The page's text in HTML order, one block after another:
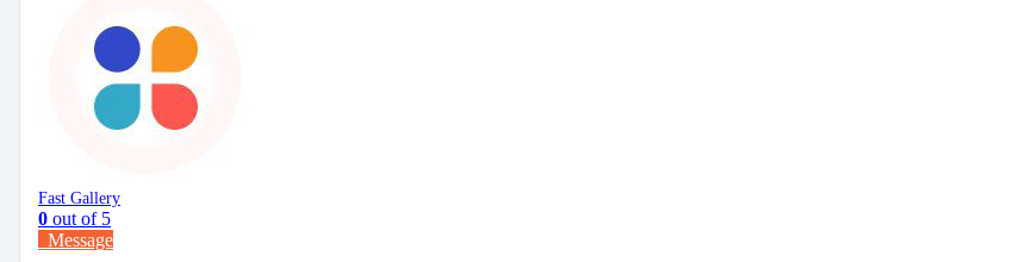
Fast Gallery
0 out of 5
Message